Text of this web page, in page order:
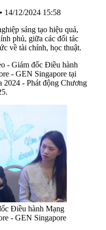
• 14/12/2024 15:58
sáng tạo hiệu quả,
phủ, giữa các đối tác
về tài chính, học thuật.
- Giám đốc Điều hành
- GEN Singapore tại
- Phát động Chương
Điều hành Mạng
- GEN Singapore